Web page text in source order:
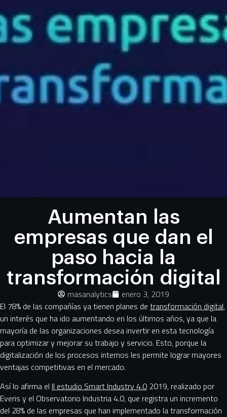
Aumentan las
empresas que dan el
paso hacia la
transformación digital
masanalytics
enero 3, 2019
El 78% de las compañías ya tienen planes de transformación digital,
un interés que ha ido aumentando en los últimos años, ya que la
mayoría de las organizaciones desea invertir en esta tecnología
para optimizar y mejorar su trabajo y servicio. Esto, porque la
digitalización de los procesos internos les permite lograr mayores
ventajas competitivas en el mercado.
Así lo afirma el II estudio Smart Industry 4.0 2019, realizado por
Everis y el Observatorio Industria 4.0, que registra un incremento
del 28% de las empresas que han implementado la transformación